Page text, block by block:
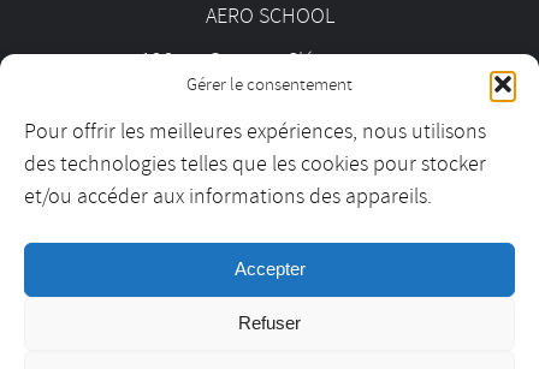
Gérer le consentement
Pour offrir les meilleures expériences, nous utilisons
des technologies telles que les cookies pour stocker
et/ou accéder aux informations des appareils.
Accepter
Refuser
AERO SCHOOL
126 av. Georges Clémenceau
01 55 69 19 30
contact@aeroschool.fr